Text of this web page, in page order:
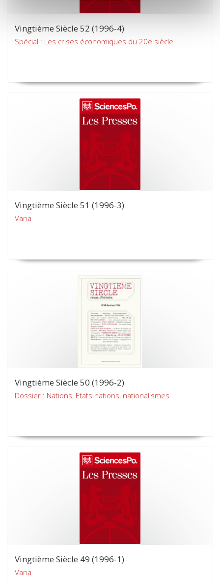
Vingtième Siècle 52 (1996-4)
Spécial : Les crises économiques du 20e siècle
Vingtième Siècle 51 (1996-3)
Varia
Vingtième Siècle 50 (1996-2)
Dossier : Nations, Etats nations, nationalismes
Vingtième Siècle 49 (1996-1)
Varia